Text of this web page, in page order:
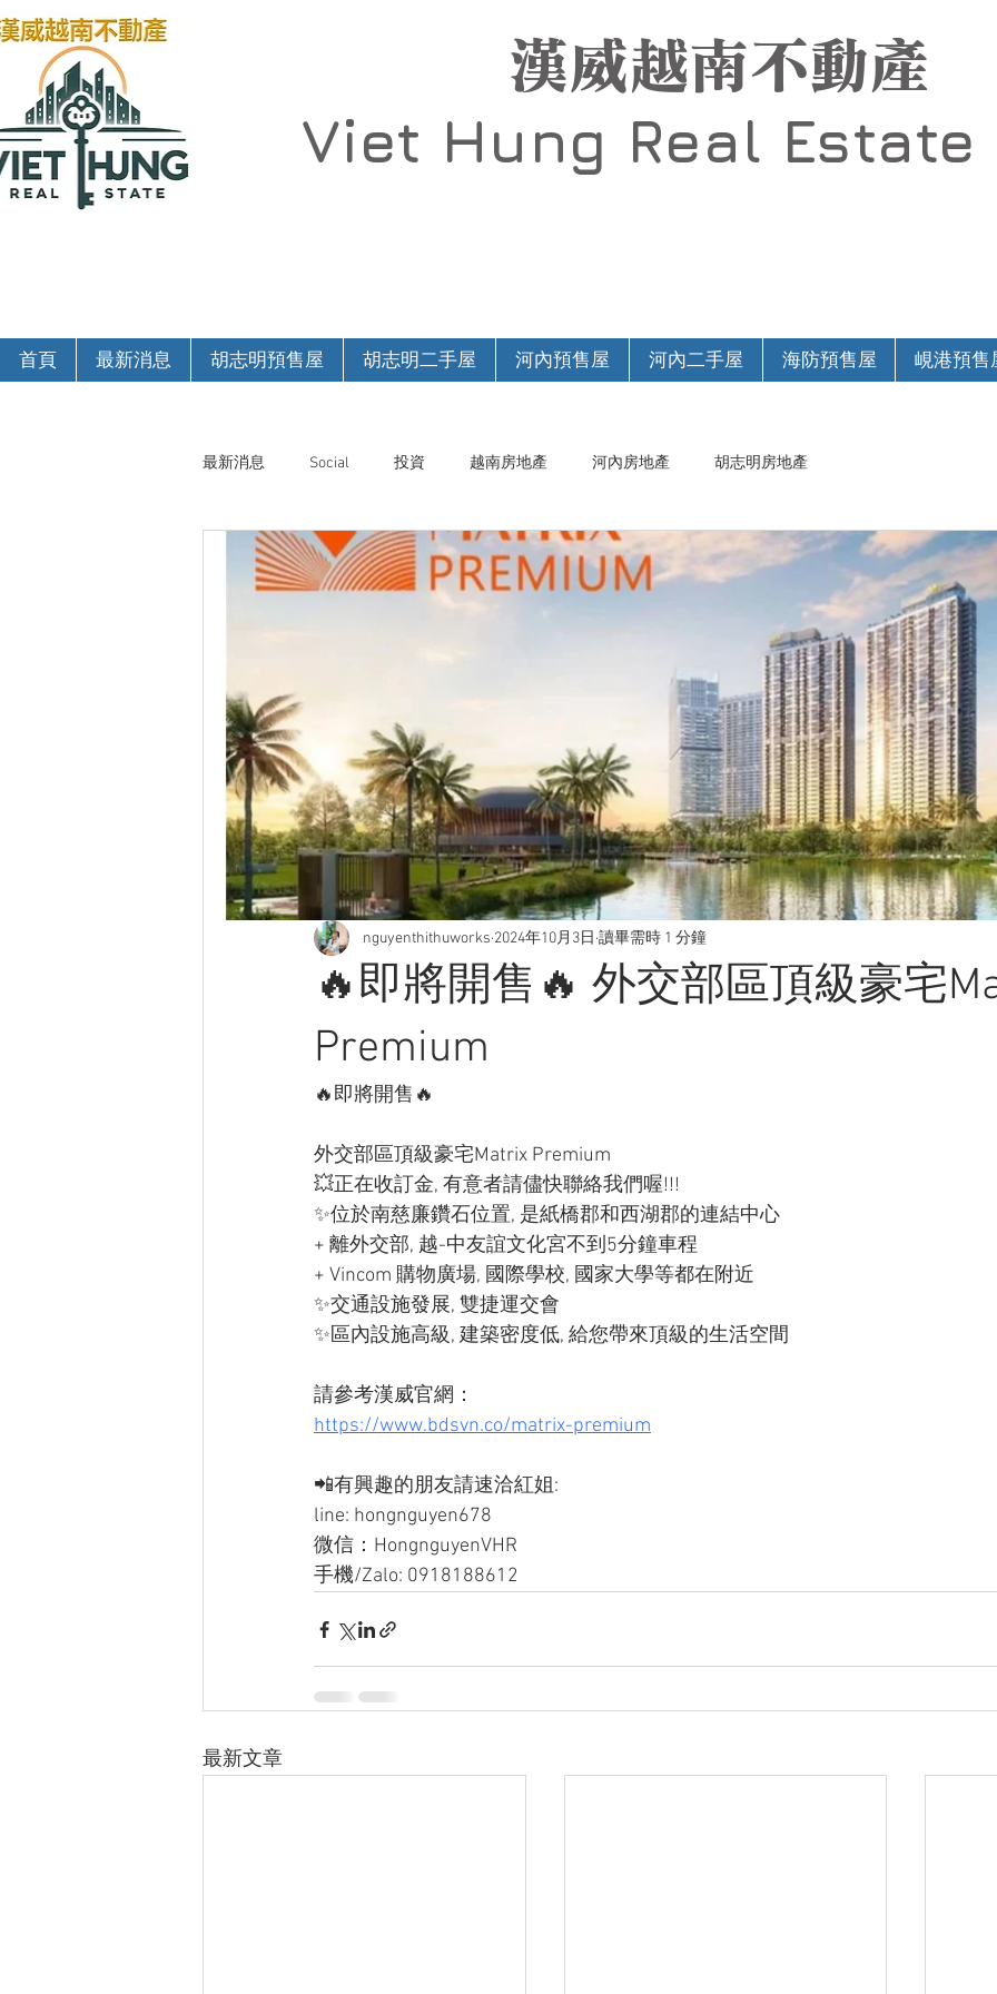
漢威越南不動產
Viet Hung Real Estate
首頁 最新消息 胡志明預售屋 胡志明二手屋 河內預售屋 河內二手屋 海防預售屋 峴港預售
最新消息 Social 投資 越南房地產 河內房地產 胡志明房地產
🔥即將開售🔥 外交部區頂級豪宅
Premium
nguyenthithuworks 2024年10月3日 讀畢需時 1 分鐘
🔥即將開售🔥
外交部區頂級豪宅Matrix Premium
💥正在收訂金, 有意者請儘快聯絡我們喔!!!
✨位於南慈廉鑽石位置, 是紙橋郡和西湖郡的連結中心
+ 離外交部, 越-中友誼文化宮不到5分鐘車程
+ Vincom 購物廣場, 國際學校, 國家大學等都在附近
✨交通設施發展, 雙捷運交會
✨區內設施高級, 建築密度低, 給您帶來頂級的生活空間
請參考漢威官網：
https://www.bdsvn.co/matrix-premium
📲有興趣的朋友請速洽紅姐:
line: hongnguyen678
微信：HongnguyenVHR
手機/Zalo: 0918188612
最新文章